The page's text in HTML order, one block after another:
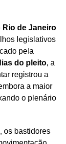
em hábitos
da produção,
e
que
e na
de Janeiro
legislativos
pela
do pleito, a
registrou a
a maior
o plenário
os bastidores